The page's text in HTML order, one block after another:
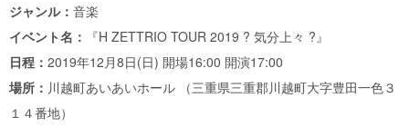
ジャンル： 音楽
イベント名：
『H ZETTRIO TOUR 2019 ? 気分上々 ?』
日程： 2019年12月8日(日) 開場16:00 開演17:00
場所： 川越町あいあいホール （三重県三重郡川越町大字豊田一色３
１４番地）